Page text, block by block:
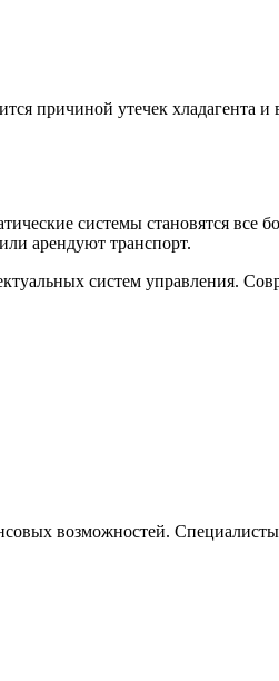
причиной утечек хладагента и
системы становятся все
арендуют транспорт.
систем управления.
возможностей.